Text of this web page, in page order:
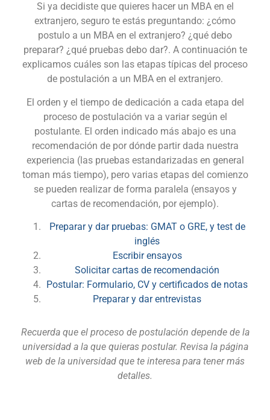
Si ya decidiste que quieres hacer un MBA en el
extranjero, seguro te estás preguntando: ¿cómo
postulo a un MBA en el extranjero? ¿qué debo
preparar? ¿qué pruebas debo dar?. A continuación te
explicamos cuáles son las etapas típicas del proceso
de postulación a un MBA en el extranjero.
El orden y el tiempo de dedicación a cada etapa del
proceso de postulación va a variar según el
postulante. El orden indicado más abajo es una
recomendación de por dónde partir dada nuestra
experiencia (las pruebas estandarizadas en general
toman más tiempo), pero varias etapas del comienzo
se pueden realizar de forma paralela (ensayos y
cartas de recomendación, por ejemplo).
Preparar y dar pruebas: GMAT o GRE, y test de
inglés
Escribir ensayos
Solicitar cartas de recomendación
Postular: Formulario, CV y certificados de notas
Preparar y dar entrevistas
Recuerda que el proceso de postulación depende de la
universidad a la que quieras postular. Revisa la página
web de la universidad que te interesa para tener más
detalles.